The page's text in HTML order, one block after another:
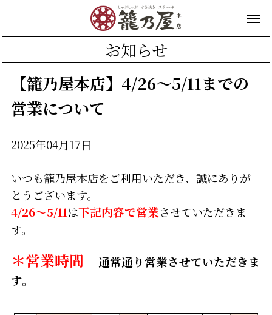
お知らせ
【籠乃屋本店】4/26～5/11までの
営業について
2025年04月17日
いつも籠乃屋本店をご利用いただき、誠にありが
とうございます。
4/26～5/11は下記内容で営業させていただきま
す。
＊営業時間
通常通り営業させていただきま
す。